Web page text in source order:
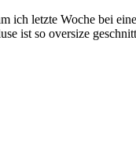
ich letzte Woche bei
ist so oversize